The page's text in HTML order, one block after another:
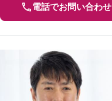
電話でお問い合わせ